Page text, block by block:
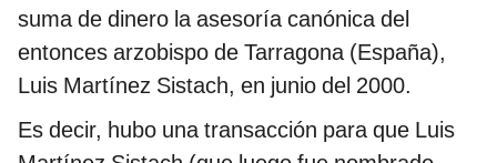
suma de dinero la asesoría canónica del
entonces arzobispo de Tarragona (España),
Luis Martínez Sistach, en junio del 2000.
Es decir, hubo una transacción para que Luis